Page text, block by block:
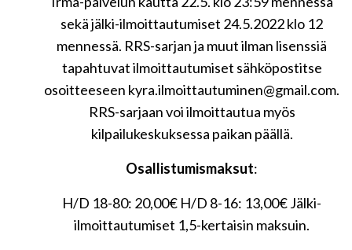
sekä jälki-ilmoittautumiset 24.5.2022 klo 12
mennessä. RRS-sarjan ja muut ilman lisenssiä
tapahtuvat ilmoittautumiset sähköpostitse
osoitteeseen kyra.ilmoittautuminen@gmail.com.
RRS-sarjaan voi ilmoittautua myös
kilpailukeskuksessa paikan päällä.
Osallistumismaksut:
H/D 18-80: 20,00€ H/D 8-16: 13,00€ Jälki-
ilmoittautumiset 1,5-kertaisin maksuin.